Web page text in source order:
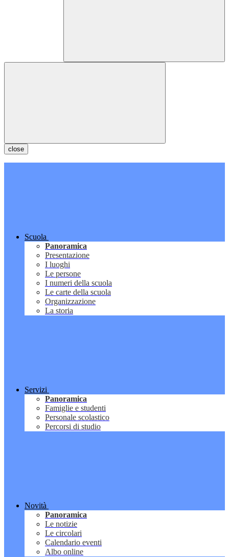
close
Scuola
Panoramica
Presentazione
I luoghi
Le persone
I numeri della scuola
Le carte della scuola
Organizzazione
La storia
Servizi
Panoramica
Famiglie e studenti
Personale scolastico
Percorsi di studio
Novità
Panoramica
Le notizie
Le circolari
Calendario eventi
Albo online